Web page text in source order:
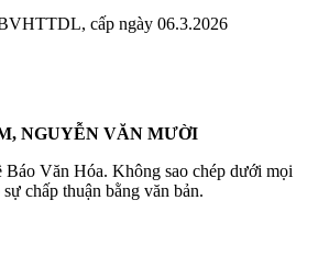
cấp ngày 06.3.2026
NGUYỄN VĂN MƯỜI
Văn Hóa. Không sao chép dưới mọi
chấp thuận bằng văn bản.